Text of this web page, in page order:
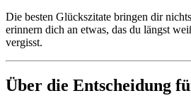
Die besten Glückszitate bringen dir
erinnern dich an etwas, das du längst
vergisst.
Über die Entscheidung